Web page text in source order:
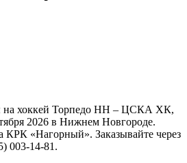
на хоккей Торпедо НН – ЦСКА ХК,
2026 в Нижнем Новгороде.
«Нагорный». Заказывайте через
003-14-81.